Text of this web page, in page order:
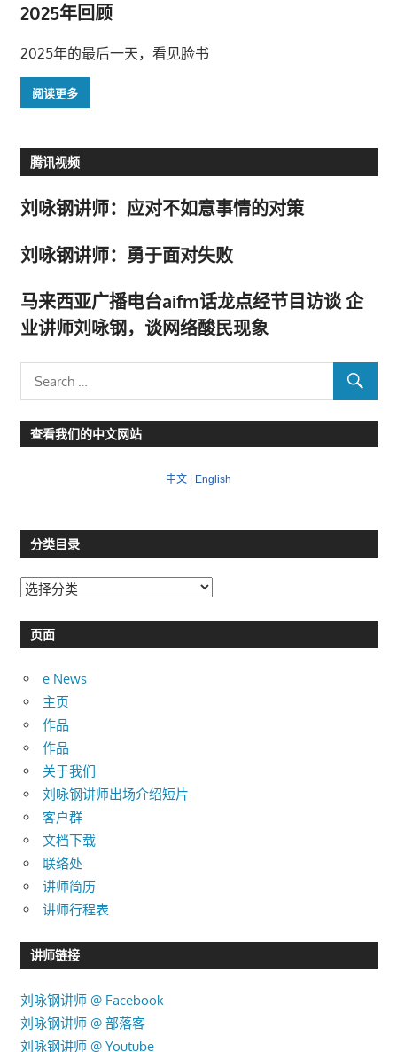
2025年回顾
2025年的最后一天，看见脸书
阅读更多
腾讯视频
刘咏钢讲师：应对不如意事情的对策
刘咏钢讲师：勇于面对失败
马来西亚广播电台aifm话龙点经节目访谈 企
业讲师刘咏钢，谈网络酸民现象
查看我们的中文网站
中文 English
分类目录
分
目页面
e News
主页
作品
作品
关于我们
刘咏钢讲师出场介绍短片
客户群
文档下载
联络处
讲师简历
讲师行程表
讲师链接
刘咏钢讲师 @ Facebook
刘咏钢讲师 @ 部落客
刘咏钢讲师 @ Youtube